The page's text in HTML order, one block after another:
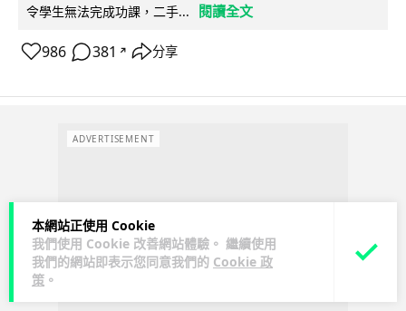
本網站正使用 Cookie
我們使用 Cookie 改善網站體驗。 繼續使用
我們的網站即表示您同意我們的 Cookie 政
策 。
令學生無法完成功課，二手...
閱讀全文
986 381 ↗ 分享
ADVERTISEMENT